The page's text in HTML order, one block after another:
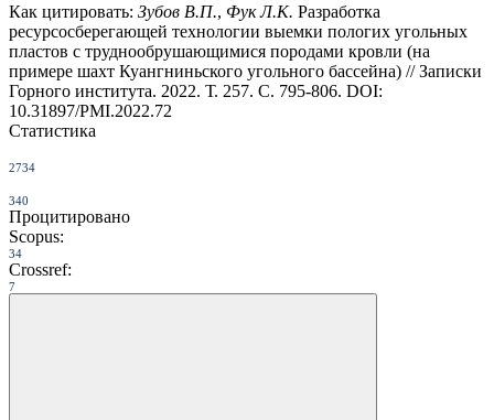
Как цитировать: Зубов В.П., Фук Л.К. Разработка
ресурсосберегающей технологии выемки пологих угольных
пластов с труднообрушающимися породами кровли (на
примере шахт Куангниньского угольного бассейна) // Записки
Горного института. 2022. Т. 257. С. 795-806. DOI:
10.31897/PMI.2022.72
Статистика
2734
340
Процитировано
Scopus:
34
Crossref:
7